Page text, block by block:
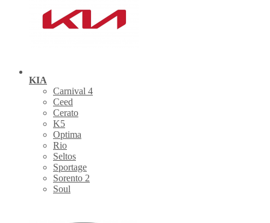
KIA
Carnival 4
Ceed
Cerato
K5
Optima
Rio
Seltos
Sportage
Sorento 2
Soul